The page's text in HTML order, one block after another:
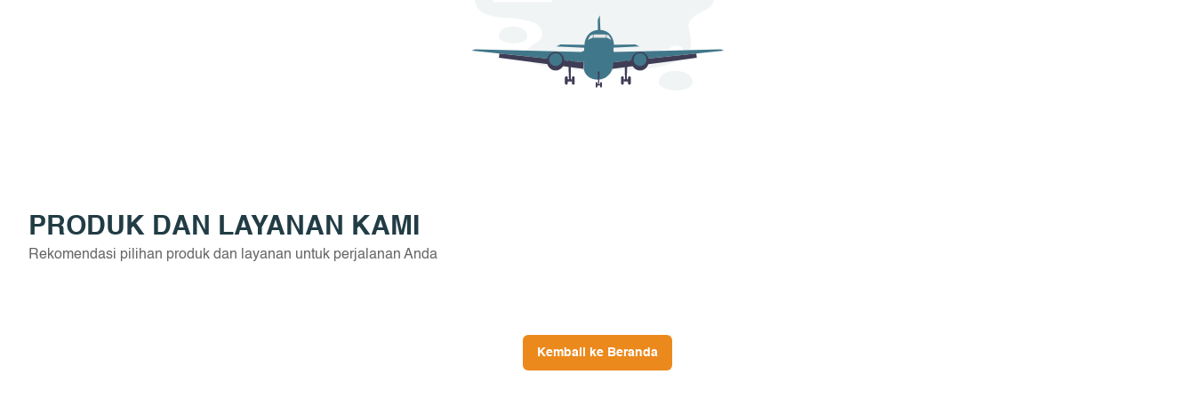
PRODUK DAN LAYANAN KAMI
Rekomendasi pilihan produk dan layanan untuk perjalanan Anda
Kembali ke Beranda